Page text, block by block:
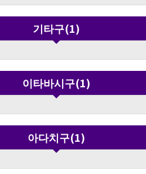
리즈는 전 세계 155개 이상 국
며, 따뜻하고 유머러스한 이야
고 있습니다. 이런 분께 추천 핑구를 좋아하는 분, 부모
와 아이가 함께 즐길 수 있는
까지 즐길 수 있는 전시입니다. ※전시 기간 중 무휴. ※
최종 입장은 폐관 30분 전입니다. ※주말 및 공휴일, 7
10일(금), 8월 10일(월)~14일(
해 주세요. ※전시 내용·개관 시간 등은 변경될 수 있습
니다. 최신 정보는 공식 웹사이
©2026 JOKER.
기타구(1)
이타바시구(1)
아다치구(1)